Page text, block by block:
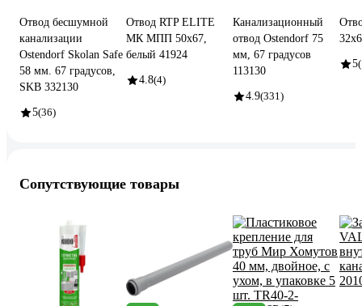
Отвод бесшумной
канализации
Ostendorf Skolan Safe
58 мм. 67 градусов,
SKB 332130
5(36)
Отвод RTP ELITE
МК МПП 50x67,
белый 41924
4.8(4)
Канализационный
отвод Ostendorf 75
мм, 67 градусов
113130
4.9(331)
5
Сопутствующие товары